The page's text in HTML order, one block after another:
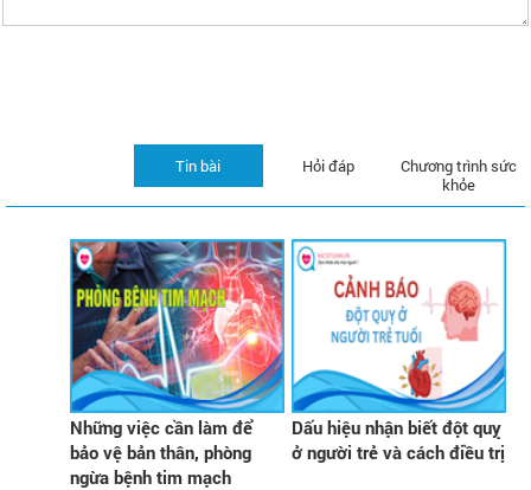
Chương trình sức
khỏe
Hỏi đáp
Tin bài
Những việc cần làm để
bảo vệ bản thân, phòng
ngừa bệnh tim mạch
Dấu hiệu nhận biết đột quỵ
ở người trẻ và cách điều trị